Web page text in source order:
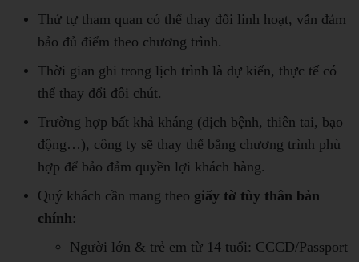
Thứ tự tham quan có thể thay đổi linh hoạt, vẫn đảm
bảo đủ điểm theo chương trình.
Thời gian ghi trong lịch trình là dự kiến, thực tế có
thể thay đổi đôi chút.
Trường hợp bất khả kháng (dịch bệnh, thiên tai, bạo
động…), công ty sẽ thay thế bằng chương trình phù
hợp để bảo đảm quyền lợi khách hàng.
Quý khách cần mang theo giấy tờ tùy thân bản
chính:
Người lớn & trẻ em từ 14 tuổi: CCCD/Passport